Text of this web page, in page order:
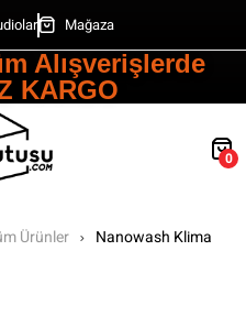
Mağaza
Alışverişlerde
KARGO
0
Ürünler
Nanowash Klima